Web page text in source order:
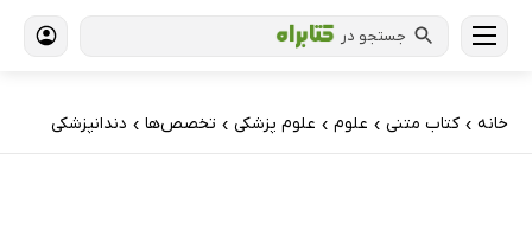
جستجو در
خانه › کتاب‌ متنی › علوم › علوم پزشکی › تخصص‌ها › دندانپزشکی